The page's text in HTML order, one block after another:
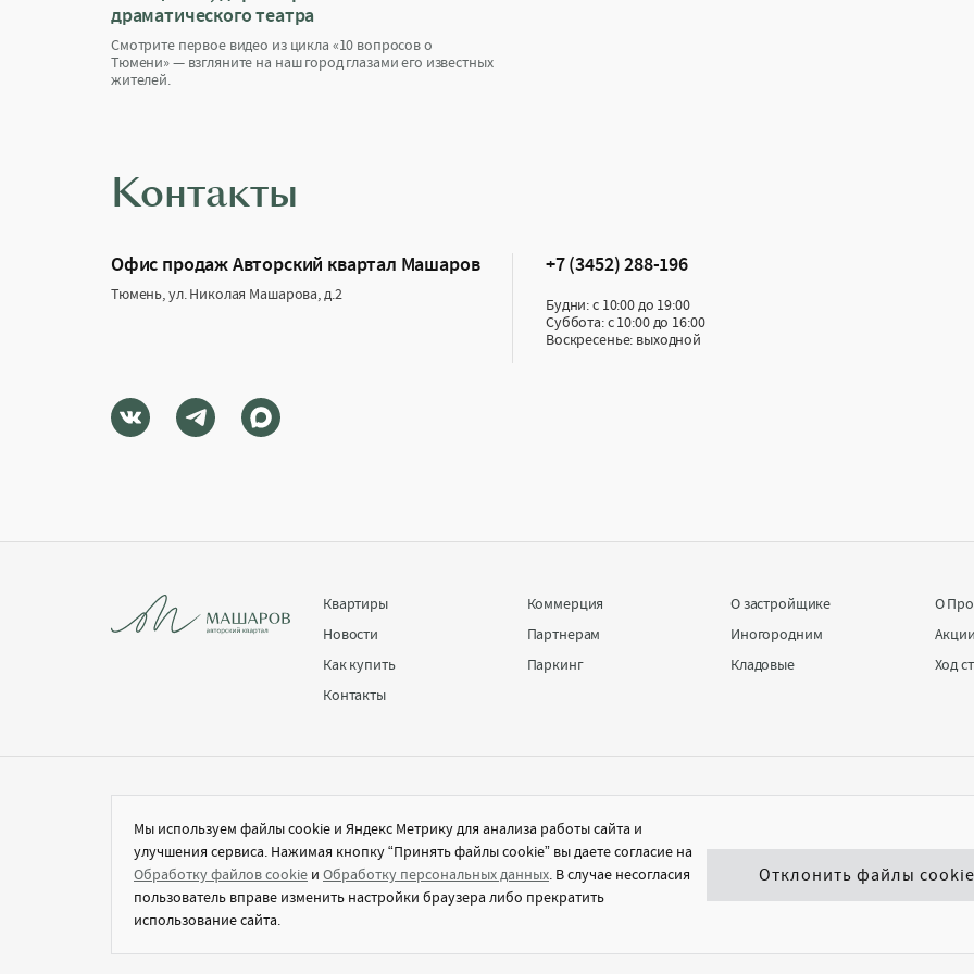
Мы используем файлы cookie и Яндекс Метрику для анализа работы сайта и
улучшения сервиса. Нажимая кнопку “Принять файлы cookie” вы даете согласие на
Обработку файлов cookie и Обработку персональных данных. В случае несогласия
пользователь вправе изменить настройки браузера либо прекратить
использование сайта.
Отклонить файлы cookie
драматического театра
Смотрите первое видео из цикла «10 вопросов о
Тюмени» — взгляните на наш город глазами его известных
жителей.
Контакты
Офис продаж Авторский квартал Машаров
Тюмень, ул. Николая Машарова, д.2
+7 (3452) 288-196
Будни: с 10:00 до 19:00
Суббота: с 10:00 до 16:00
Воскресенье: выходной
Квартиры Коммерция О застройщике
О
Новости
Партнерам Иногородним
Акции
Как купить
Паркинг Кладовые
Ход
Контакты
сайте наш.дом.рф. Не является публичной офертой.На сайте
отображена концепция проекта, которая не является
утвержденным рабочим планом жилого комплекса.
Согласие на обработку персональных данных
Политика в отношении файлов cookie
Согласие на получение информационной и